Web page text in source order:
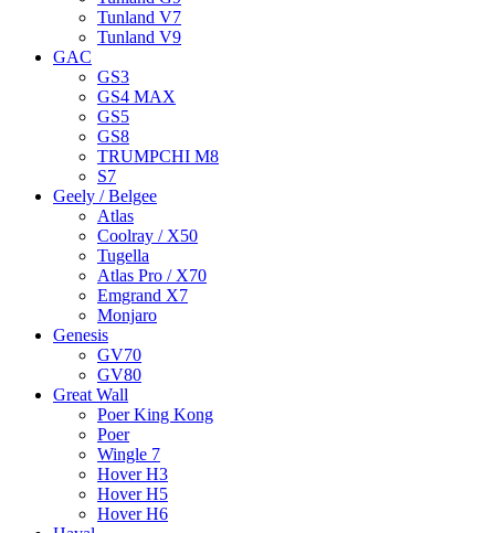
Tunland V7
Tunland V9
GAC
GS3
GS4 MAX
GS5
GS8
TRUMPCHI M8
S7
Geely / Belgee
Atlas
Coolray / X50
Tugella
Atlas Pro / X70
Emgrand X7
Monjaro
Genesis
GV70
GV80
Great Wall
Poer King Kong
Poer
Wingle 7
Hover H3
Hover H5
Hover H6